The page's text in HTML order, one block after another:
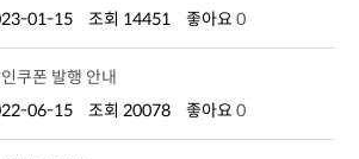
01-15 조회 14451 좋아요 0
쿠폰 발행 안내
06-15 조회 20078 좋아요 0